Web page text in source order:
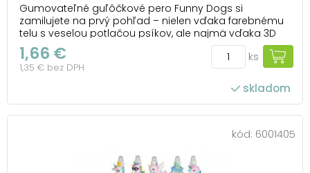
Gumovateľné guľôčkové pero Funny Dogs si
zamilujete na prvý pohľad – nielen vďaka farebnému
telu s veselou potlačou psíkov, ale najmä vďaka 3D
figúrke psíka, ktorá zdobí hornú časť pera. Písanie je s
ním radosť a chyby? Tie jednoducho vymažete
pomocou gumovacej koncovky. Jemný hrot 0,5 mm
1,66 €
1,35 € bez DPH
ks
skladom
kód: 6001405